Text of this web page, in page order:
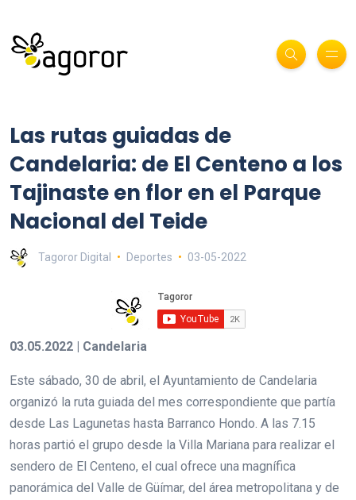
Las rutas guiadas de
Candelaria: de El Centeno a los
Tajinaste en flor en el Parque
Nacional del Teide
Tagoror Digital Deportes 03-05-2022
03.05.2022 | Candelaria
Este sábado, 30 de abril, el Ayuntamiento de Candelaria
organizó la ruta guiada del mes correspondiente que partía
desde Las Lagunetas hasta Barranco Hondo. A las 7.15
horas partió el grupo desde la Villa Mariana para realizar el
sendero de El Centeno, el cual ofrece una magnífica
panorámica del Valle de Güímar, del área metropolitana y de